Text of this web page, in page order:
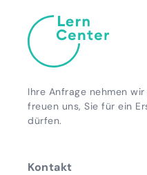
Ihre Anfrage nehmen
freuen uns, Sie für ein
dürfen.
Kontakt